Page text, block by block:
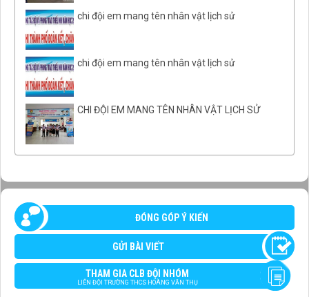
chi đội em mang tên nhân vật lịch sử
chi đội em mang tên nhân vật lịch sử
CHI ĐỘI EM MANG TÊN NHÂN VẬT LỊCH SỬ
ĐÓNG GÓP Ý KIẾN
GỬI BÀI VIẾT
THAM GIA CLB ĐỘI NHÓM
LIÊN ĐỘI TRƯỜNG THCS HOÀNG VĂN THỤ